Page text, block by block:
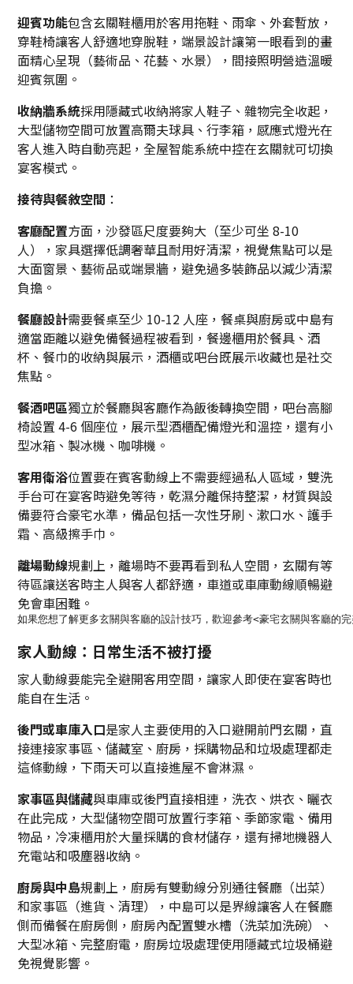
迎賓功能包含玄關鞋櫃用於客用拖鞋、雨傘、外套暫放，
穿鞋椅讓客人舒適地穿脫鞋，端景設計讓第一眼看到的畫
面精心呈現（藝術品、花藝、水景），間接照明營造溫暖
迎賓氛圍。
收納牆系統採用隱藏式收納將家人鞋子、雜物完全收起，
大型儲物空間可放置高爾夫球具、行李箱，感應式燈光在
客人進入時自動亮起，全屋智能系統中控在玄關就可切換
宴客模式。
接待與餐敘空間 ：
客廳配置方面，沙發區尺度要夠大（至少可坐 8-10
人），家具選擇低調奢華且耐用好清潔，視覺焦點可以是
大面窗景、藝術品或端景牆，避免過多裝飾品以減少清潔
負擔。
餐廳設計需要餐桌至少 10-12 人座，餐桌與廚房或中島有
適當距離以避免備餐過程被看到，餐邊櫃用於餐具、酒
杯、餐巾的收納與展示，酒櫃或吧台既展示收藏也是社交
焦點。
餐酒吧區獨立於餐廳與客廳作為飯後轉換空間，吧台高腳
椅設置 4-6 個座位，展示型酒櫃配備燈光和溫控，還有小
型冰箱、製冰機、咖啡機。
客用衛浴位置要在賓客動線上不需要經過私人區域，雙洗
手台可在宴客時避免等待，乾濕分離保持整潔，材質與設
備要符合豪宅水準，備品包括一次性牙刷、漱口水、護手
霜、高級擦手巾。
離場動線規劃上，離場時不要再看到私人空間，玄關有等
待區讓送客時主人與客人都舒適，車道或車庫動線順暢避
免會車困難。
家人動線：日常生活不被打擾
家人動線要能完全避開客用空間，讓家人即使在宴客時也
能自在生活。
後門或車庫入口是家人主要使用的入口避開前門玄關，直
接連接家事區、儲藏室、廚房，採購物品和垃圾處理都走
這條動線，下雨天可以直接進屋不會淋濕。
家事區與儲藏與車庫或後門直接相連，洗衣、烘衣、曬衣
在此完成，大型儲物空間可放置行李箱、季節家電、備用
物品，冷凍櫃用於大量採購的食材儲存，還有掃地機器人
充電站和吸塵器收納。
廚房與中島規劃上，廚房有雙動線分別通往餐廳（出菜）
和家事區（進貨、清理），中島可以是界線讓客人在餐廳
側而備餐在廚房側，廚房內配置雙水槽（洗菜加洗碗）、
大型冰箱、完整廚電，廚房垃圾處理使用隱藏式垃圾桶避
免視覺影響。